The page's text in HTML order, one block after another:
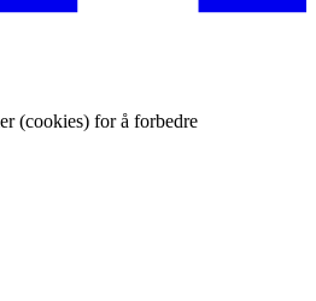
(cookies) for å forbedre